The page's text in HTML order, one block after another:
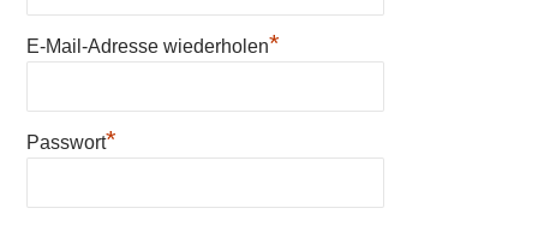
E-Mail-Adresse wiederholen*
Passwort*